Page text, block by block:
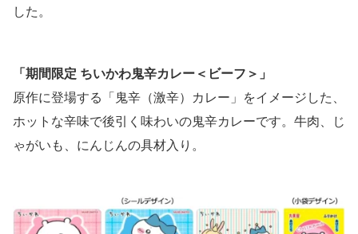
した。
「期間限定 ちいかわ鬼辛カレー＜ビーフ＞」
原作に登場する「鬼辛（激辛）カレー」をイメージした、
ホットな辛味で後引く味わいの鬼辛カレーです。牛肉、じ
ゃがいも、にんじんの具材入り。